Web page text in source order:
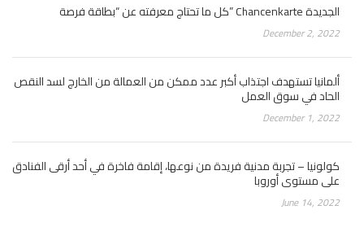
كل ما تحتاج معرفته عن “بطاقة فرصة” Chancenkarte الجديدة
December 2, 2022
ألمانيا تستهدف اجتذاب أكبر عدد ممكن من العمالة من الخارج لسد النقص
الحاد في سوق العمل
December 1, 2022
كولونيا – تجربة مدنية فريدة من نوعها، إقامة فاخرة في أحد أرقى الفنادق
على مستوى أوروبا
June 14, 2022